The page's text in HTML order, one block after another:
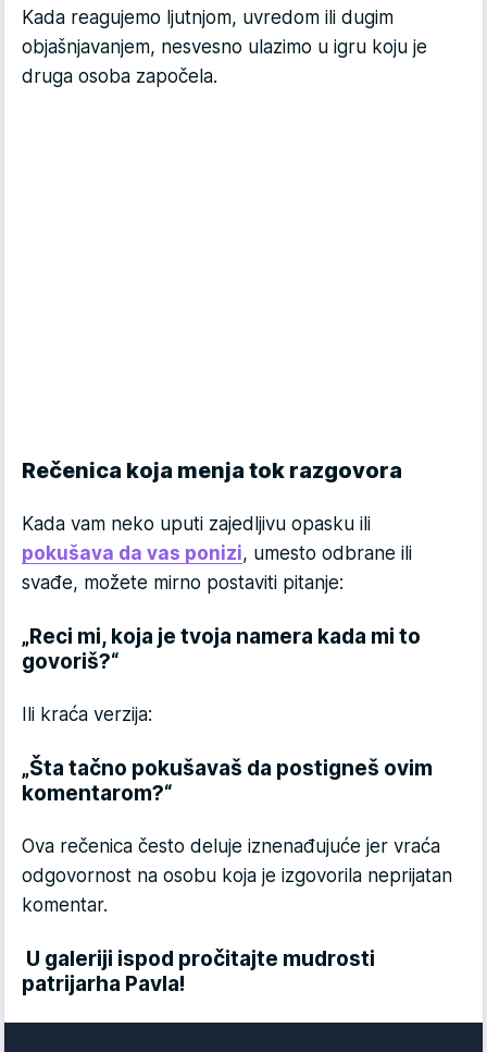
Kada reagujemo ljutnjom, uvredom ili dugim
objašnjavanjem, nesvesno ulazimo u igru koju je
druga osoba započela.
Rečenica koja menja tok razgovora
Kada vam neko uputi zajedljivu opasku ili
pokušava da vas ponizi, umesto odbrane ili
svađe, možete mirno postaviti pitanje:
„Reci mi, koja je tvoja namera kada mi to
govoriš?“
Ili kraća verzija:
„Šta tačno pokušavaš da postigneš ovim
komentarom?“
Ova rečenica često deluje iznenađujuće jer vraća
odgovornost na osobu koja je izgovorila neprijatan
komentar.
U galeriji ispod pročitajte mudrosti
patrijarha Pavla!